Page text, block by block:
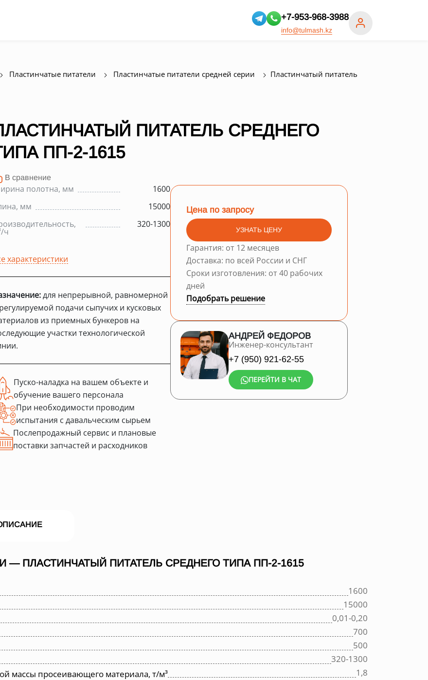
+7-953-968-3988
info@tulmash.kz
Пластинчатые питатели Пластинчатые питатели средней серии
Пластинчатый питатель
ПИТАТЕЛЬ СРЕДНЕГО
ПП-2-1615
В сравнение
полотна, мм
1600
мм
15000
ч
320-1300
характеристики
для непрерывной, равномерной
подачи сыпучих и кусковых
из приемных бункеров на
участки технологической
Пуско-наладка на вашем объекте и
обучение вашего персонала
При необходимости проводим
испытания с давальческим сырьем
Послепродажный сервис и плановые
поставки запчастей и расходников
Цена по запросу
УЗНАТЬ ЦЕНУ
Гарантия: от 12 месяцев
Доставка: по всей России и СНГ
Сроки изготовления: от 40 рабочих
дней
Подобрать решение
АНДРЕЙ ФЕДОРОВ
Инженер-консультант
+7 (950) 921-62-55
ПЕРЕЙТИ В ЧАТ
— ПЛАСТИНЧАТЫЙ ПИТАТЕЛЬ СРЕДНЕГО ТИПА ПП-2-1615
1600
15000
0,01-0,20
700
500
320-1300
массы просеивающего материала, т/м³
1,8